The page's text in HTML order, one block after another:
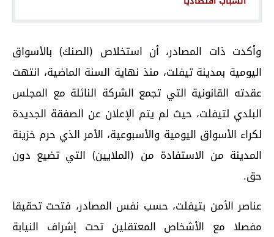
وأكدت ذات المصادر، أن استخلاص (الصنك) بالأسواق
اليومية بمدينة تيفلت، منذ نهاية السنة الماضية، انتهت
عقدته القانونية التي تجمع الشركة النائلة مع المجلس
البلدي لتيفلت، حيث لم يتم الإعلان عن الصفقة الجديدة
لكراء الأسواق اليومية والأسبوعية، الأمر الذي حرم خزينة
المدينة من الاستفادة من (الملايين) التي تضيع دون
حق.
عناصر الأمن بتيفلت، حسب نفس المصادر، فتحت تحقيقا
مفصلا مع الأشخاص المعتقلين تحت إشراف النيابة